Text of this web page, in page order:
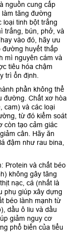
nguồn cung cấp
tăng đường
loại tinh bột trắng
trắng, bún, phở, và
vào đó, hãy ưu
đường huyết thấp
mì nguyên cám và
tiêu hóa chậm
trì ổn định.
phần không thể
đường. Chất xơ hòa
cam) và các loại
từ đó kiểm soát
còn tạo cảm giác
cân. Hãy ăn
đậm như rau bina,
Protein và chất béo
không gây tăng
nạc, cá (nhất là
phụ giúp xây dựng
béo lành mạnh từ
dầu ô liu và dầu
giảm nguy cơ
phổ biến của tiểu